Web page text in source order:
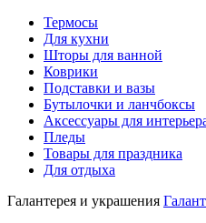
Термосы
Для кухни
Шторы для ванной
Коврики
Подставки и вазы
Бутылочки и ланчбоксы
Аксессуары для
Пледы
Товары для праздника
Для отдыха
Галантерея и украшения